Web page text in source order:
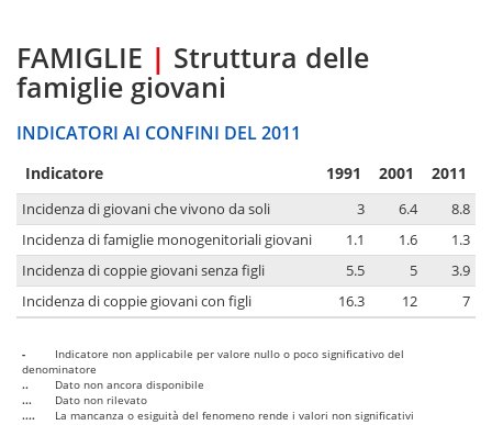
FAMIGLIE | Struttura delle
famiglie giovani
INDICATORI AI CONFINI DEL 2011
Indicatore 1991 2001 2011
Incidenza di giovani che vivono da soli 3 6.4
8.8
Incidenza di famiglie monogenitoriali giovani
1.1 1.6
1.3
Incidenza di coppie giovani senza figli
5.5 5
3.9
Incidenza di coppie giovani con figli
16.3 12 7
-
Indicatore non applicabile per valore nullo o poco significativo del
denominatore
..
Dato non ancora disponibile
...
Dato non rilevato
....
La mancanza o esiguità del fenomeno rende i valori non significativi